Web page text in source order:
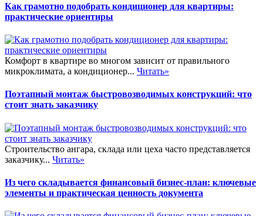
Как грамотно подобрать кондиционер для квартиры:
практические ориентиры
Комфорт в квартире во многом зависит от правильного
микроклимата, а кондиционер... Читать»
Поэтапный монтаж быстровозводимых конструкций: что
стоит знать заказчику
Строительство ангара, склада или цеха часто представляется
заказчику... Читать»
Из чего складывается финансовый бизнес-план: ключевые
элементы и практическая ценность документа